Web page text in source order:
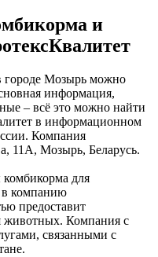
и
городе Мозырь можно
информация,
– всё это можно найти
в информационном
Компания
11А, Мозырь, Беларусь.
для
в компанию
предоставит
животных. Компания с
связанными с